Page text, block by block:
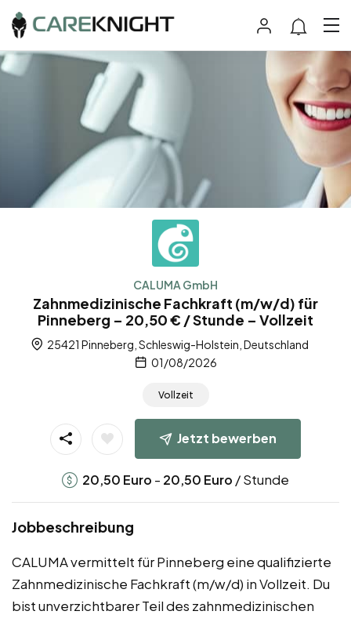
CALUMA GmbH
Zahnmedizinische Fachkraft (m/w/d) für
Pinneberg – 20,50 € / Stunde – Vollzeit
25421 Pinneberg, Schleswig-Holstein, Deutschland
01/08/2026
Vollzeit
Jetzt bewerben
20,50 Euro - 20,50 Euro / Stunde
Jobbeschreibung
CALUMA vermittelt für Pinneberg eine qualifizierte
Zahnmedizinische Fachkraft (m/w/d) in Vollzeit. Du
bist unverzichtbarer Teil des zahnmedizinischen